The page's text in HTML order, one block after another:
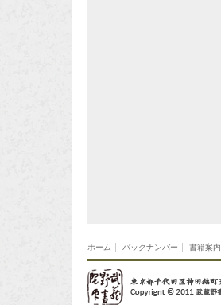
ホーム バックナンバー 書籍案内